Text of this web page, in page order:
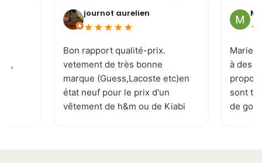
! ,
journot aurelien
★ ★ ★ ★ ★
Bon rapport qualité-prix.
vetement de très bonne
marque (Guess,Lacoste etc)en
état neuf pour le prix d'un
vêtement de h&m ou de Kiabi
.je recommande . page
plusieurs fois par jour
★
Marie-
à des
sont
de